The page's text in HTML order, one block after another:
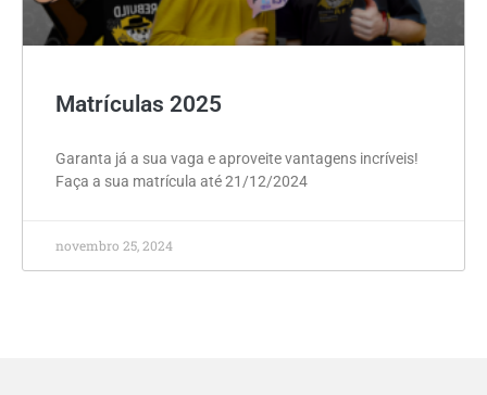
Matrículas 2025
Garanta já a sua vaga e aproveite vantagens incríveis!
Faça a sua matrícula até 21/12/2024
novembro 25, 2024